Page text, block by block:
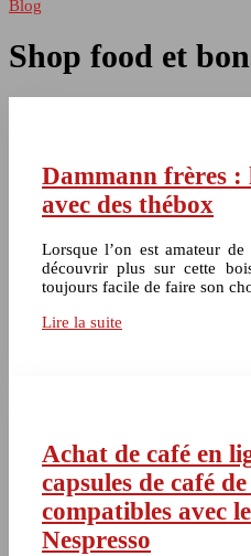
Blog
Shop food et
Dammann frères :
avec des thébox
Lorsque l’on est amateur
découvrir plus sur cette
toujours facile de faire son
Lire la suite
Achat de café en
capsules de café
compatibles avec
Nespresso